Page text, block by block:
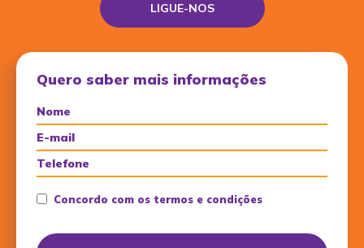
LIGUE-NOS
Quero saber mais informações
Concordo com os termos e condições